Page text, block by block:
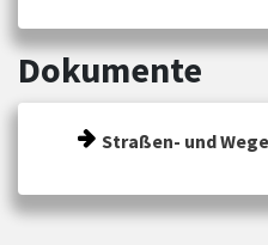
Dokumente
Straßen- und